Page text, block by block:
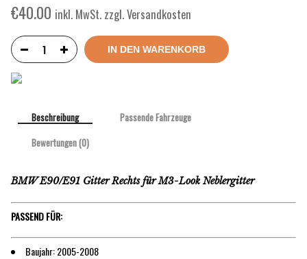
€40.00 inkl. MwSt. zzgl. Versandkosten
IN DEN WARENKORB
Beschreibung
Passende Fahrzeuge
Bewertungen (0)
BMW E90/E91 Gitter Rechts für M3-Look Neblergitter
PASSEND FÜR:
Baujahr: 2005-2008